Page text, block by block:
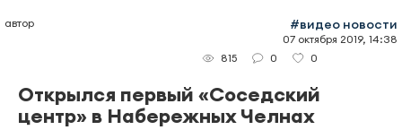
автор #видео новости
07 октября 2019, 14:38
815
0 0
Открылся первый «Соседский
центр» в Набережных Челнах